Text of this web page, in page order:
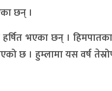
छन् ।
भएका छन् ।
छ । हुम्लामा यस वर्ष